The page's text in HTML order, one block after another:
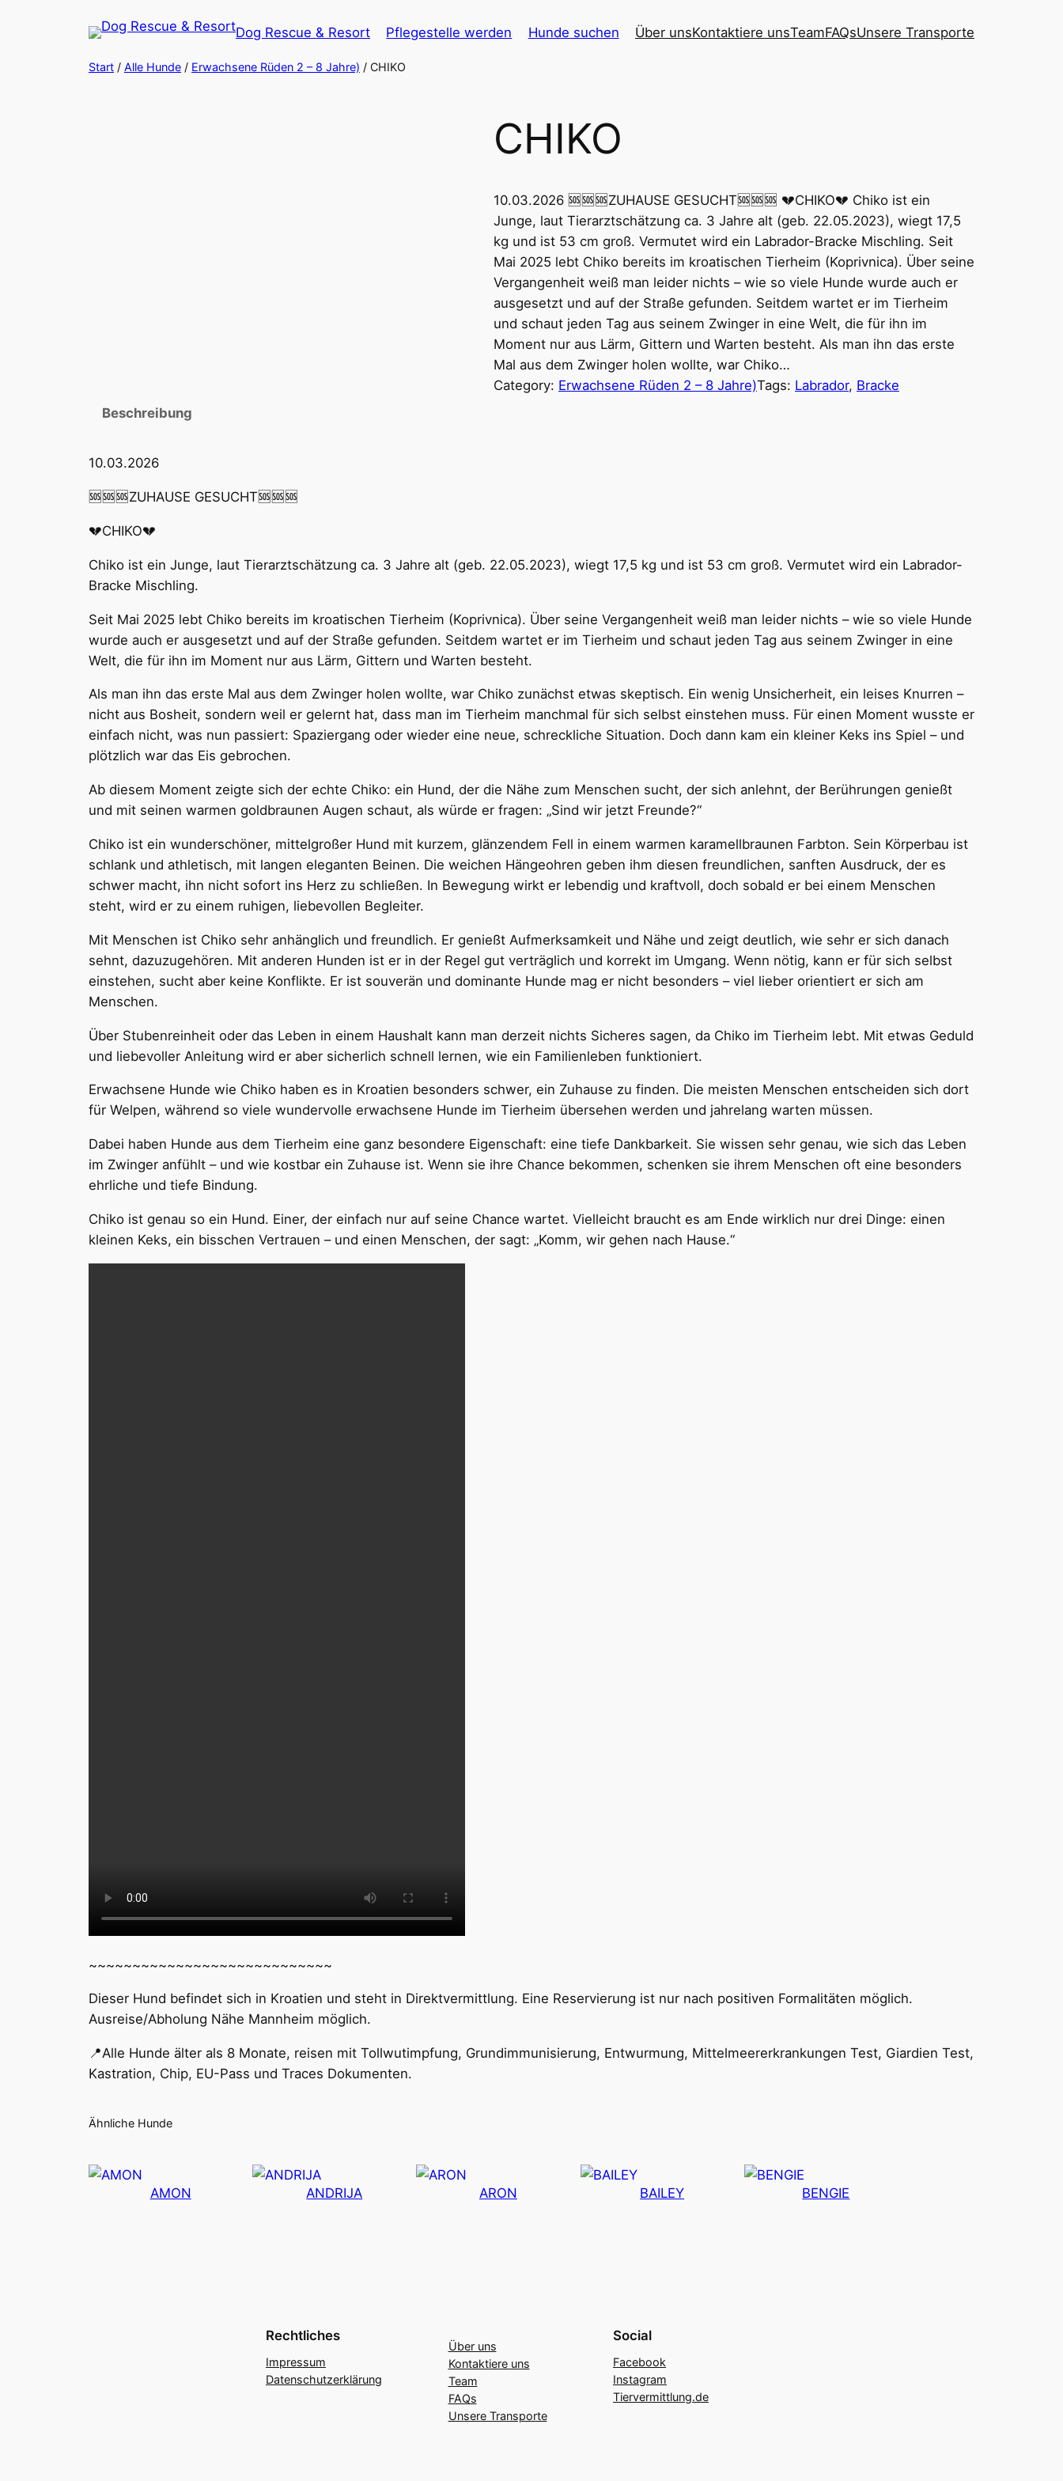
Dog Rescue & Resort Pflegestelle werden Hunde suchen Über unsKontaktiere unsTeamFAQsUnsere Transporte
Start / Alle Hunde / Erwachsene Rüden 2 – 8 Jahre) / CHIKO
CHIKO
10.03.2026 🆘🆘🆘ZUHAUSE GESUCHT🆘🆘🆘 💔CHIKO💔 Chiko ist ein
Junge, laut Tierarztschätzung ca. 3 Jahre alt (geb. 22.05.2023), wiegt 17,5
kg und ist 53 cm groß. Vermutet wird ein Labrador-Bracke Mischling. Seit
Mai 2025 lebt Chiko bereits im kroatischen Tierheim (Koprivnica). Über seine
Vergangenheit weiß man leider nichts – wie so viele Hunde wurde auch er
ausgesetzt und auf der Straße gefunden. Seitdem wartet er im Tierheim
und schaut jeden Tag aus seinem Zwinger in eine Welt, die für ihn im
Moment nur aus Lärm, Gittern und Warten besteht. Als man ihn das erste
Mal aus dem Zwinger holen wollte, war Chiko…
Category: Erwachsene Rüden 2 – 8 Jahre)Tags: Labrador, Bracke
Beschreibung
10.03.2026
🆘🆘🆘ZUHAUSE GESUCHT🆘🆘🆘
💔CHIKO💔
Chiko ist ein Junge, laut Tierarztschätzung ca. 3 Jahre alt (geb. 22.05.2023), wiegt 17,5 kg und ist 53 cm groß. Vermutet wird ein Labrador-
Bracke Mischling.
Seit Mai 2025 lebt Chiko bereits im kroatischen Tierheim (Koprivnica). Über seine Vergangenheit weiß man leider nichts – wie so viele Hunde
wurde auch er ausgesetzt und auf der Straße gefunden. Seitdem wartet er im Tierheim und schaut jeden Tag aus seinem Zwinger in eine
Welt, die für ihn im Moment nur aus Lärm, Gittern und Warten besteht.
Als man ihn das erste Mal aus dem Zwinger holen wollte, war Chiko zunächst etwas skeptisch. Ein wenig Unsicherheit, ein leises Knurren –
nicht aus Bosheit, sondern weil er gelernt hat, dass man im Tierheim manchmal für sich selbst einstehen muss. Für einen Moment wusste er
einfach nicht, was nun passiert: Spaziergang oder wieder eine neue, schreckliche Situation. Doch dann kam ein kleiner Keks ins Spiel – und
plötzlich war das Eis gebrochen.
Ab diesem Moment zeigte sich der echte Chiko: ein Hund, der die Nähe zum Menschen sucht, der sich anlehnt, der Berührungen genießt
und mit seinen warmen goldbraunen Augen schaut, als würde er fragen: „Sind wir jetzt Freunde?“
Chiko ist ein wunderschöner, mittelgroßer Hund mit kurzem, glänzendem Fell in einem warmen karamellbraunen Farbton. Sein Körperbau ist
schlank und athletisch, mit langen eleganten Beinen. Die weichen Hängeohren geben ihm diesen freundlichen, sanften Ausdruck, der es
schwer macht, ihn nicht sofort ins Herz zu schließen. In Bewegung wirkt er lebendig und kraftvoll, doch sobald er bei einem Menschen
steht, wird er zu einem ruhigen, liebevollen Begleiter.
Mit Menschen ist Chiko sehr anhänglich und freundlich. Er genießt Aufmerksamkeit und Nähe und zeigt deutlich, wie sehr er sich danach
sehnt, dazuzugehören. Mit anderen Hunden ist er in der Regel gut verträglich und korrekt im Umgang. Wenn nötig, kann er für sich selbst
einstehen, sucht aber keine Konflikte. Er ist souverän und dominante Hunde mag er nicht besonders – viel lieber orientiert er sich am
Menschen.
Über Stubenreinheit oder das Leben in einem Haushalt kann man derzeit nichts Sicheres sagen, da Chiko im Tierheim lebt. Mit etwas Geduld
und liebevoller Anleitung wird er aber sicherlich schnell lernen, wie ein Familienleben funktioniert.
Erwachsene Hunde wie Chiko haben es in Kroatien besonders schwer, ein Zuhause zu finden. Die meisten Menschen entscheiden sich dort
für Welpen, während so viele wundervolle erwachsene Hunde im Tierheim übersehen werden und jahrelang warten müssen.
Dabei haben Hunde aus dem Tierheim eine ganz besondere Eigenschaft: eine tiefe Dankbarkeit. Sie wissen sehr genau, wie sich das Leben
im Zwinger anfühlt – und wie kostbar ein Zuhause ist. Wenn sie ihre Chance bekommen, schenken sie ihrem Menschen oft eine besonders
ehrliche und tiefe Bindung.
Chiko ist genau so ein Hund. Einer, der einfach nur auf seine Chance wartet. Vielleicht braucht es am Ende wirklich nur drei Dinge: einen
kleinen Keks, ein bisschen Vertrauen – und einen Menschen, der sagt: „Komm, wir gehen nach Hause.“
~~~~~~~~~~~~~~~~~~~~~~~~~~~~
Dieser Hund befindet sich in Kroatien und steht in Direktvermittlung. Eine Reservierung ist nur nach positiven Formalitäten möglich.
Ausreise/Abholung Nähe Mannheim möglich.
📍Alle Hunde älter als 8 Monate, reisen mit Tollwutimpfung, Grundimmunisierung, Entwurmung, Mittelmeererkrankungen Test, Giardien Test,
Kastration, Chip, EU-Pass und Traces Dokumenten.
Ähnliche Hunde
AMON ANDRIJA ARON BAILEY BENGIE
Rechtliches
Impressum
Datenschutzerklärung
Über uns
Kontaktiere uns
Team
FAQs
Unsere Transporte
Social
Facebook
Instagram
Tiervermittlung.de